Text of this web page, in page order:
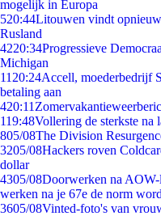
mogelijk in Europa
520:44Litouwen vindt
Rusland
4220:34Progressieve
Michigan
11 20:24Accell, moederbedrijf
betaling aan
420:11
119:48Vollering de sterkste na
805/08The Division
3205/08Hackers roven
dollar
4305/08Doorwerken na AOW-
werken na je 67e de norm
3605/08Vinted-foto's van